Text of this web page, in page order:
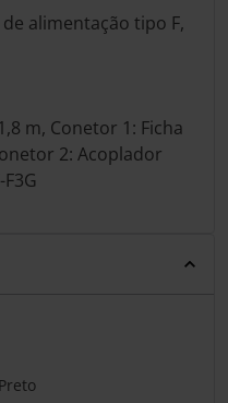
de alimentação tipo F,
m, Conetor 1: Ficha
2: Acoplador
Preto